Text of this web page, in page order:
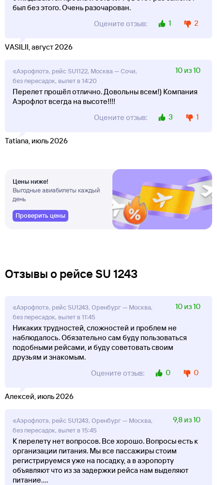
был без этого. Очень разочарован.
Оцените отзыв:
1 2
VASILII, август 2026
«Аэрофлот», рейс SU1122, Москва — Сочи,
без пересадок, вылет в 14:20
10 из 10
Перелет прошёл отлично. Довольны всем!) Компания
Аэрофлот всегда на высоте!!!!
Оцените отзыв:
3 1
Tatiana, июль 2026
Цены ниже!
Выгодные авиабилеты каждый
день
Проверить цены
Отзывы о рейсе SU 1243
«Аэрофлот», рейс SU1243, Оренбург — Москва,
без пересадок, вылет в 11:45
10 из 10
Никаких трудностей, сложностей и проблем не
наблюдалось. Обязательно сам буду пользоваться
подобными рейсами, и буду советовать своим
друзьям и знакомым.
Оцените отзыв:
0 0
Алексей, июль 2026
«Аэрофлот», рейс SU1243, Оренбург — Москва,
без пересадок, вылет в 15:45
9,8 из 10
К перелету нет вопросов. Все хорошо. Вопросы есть к
организации питания. Мы все пассажиры стоим
регистрируемся уже на посадку, а в аэропорту
объявляют что из за задержки рейса нам выделяют
питание....